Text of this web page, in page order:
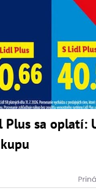
Plus sa oplatí: